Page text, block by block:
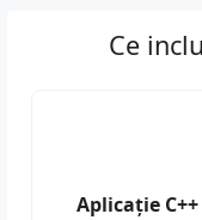
Ce
Aplicație